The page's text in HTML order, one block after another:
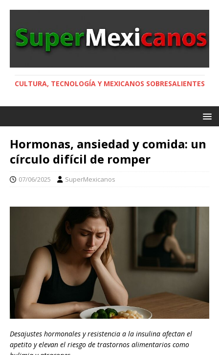
CULTURA, TECNOLOGÍA Y MEXICANOS SOBRESALIENTES
Hormonas, ansiedad y comida: un
círculo difícil de romper
07/06/2025 SuperMexicanos
Desajustes hormonales y resistencia a la insulina afectan el
apetito y elevan el riesgo de trastornos alimentarios como